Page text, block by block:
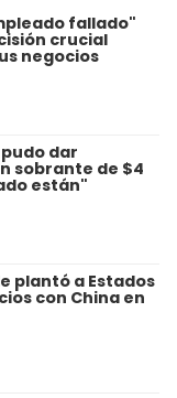
fallado"
crucial
negocios
dar
sobrante de $4
están"
plantó a Estados
con China en